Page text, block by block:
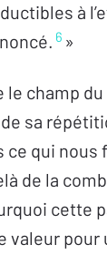
à
6 »
le champ
sa
ce qui nous
de la
cette
valeur pour